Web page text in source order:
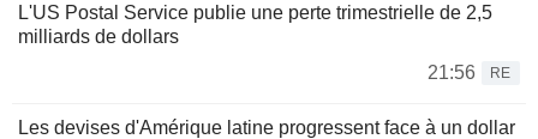
L'US Postal Service publie une perte trimestrielle de 2,5
milliards de dollars
21:56
RE
Les devises d'Amérique latine progressent face à un dollar